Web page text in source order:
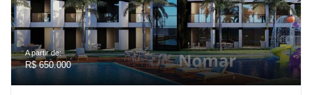
A partir de:
R$ 650.000